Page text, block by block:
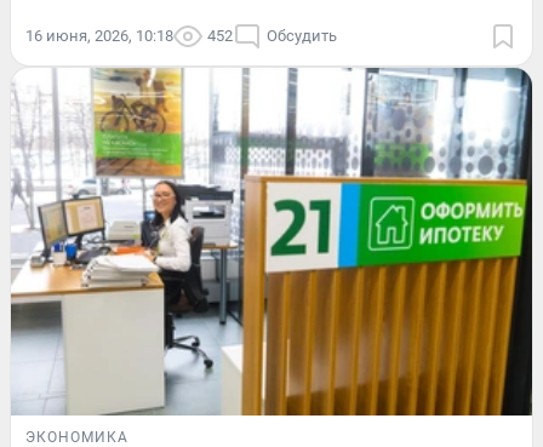
16 июня, 2026, 10:18 452 Обсудить
ЭКОНОМИКА